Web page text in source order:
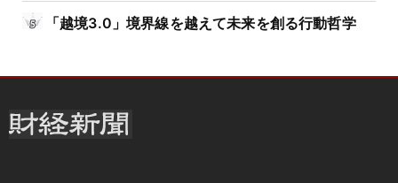
「越境3.0」境界線を越えて未来を創る行動哲学